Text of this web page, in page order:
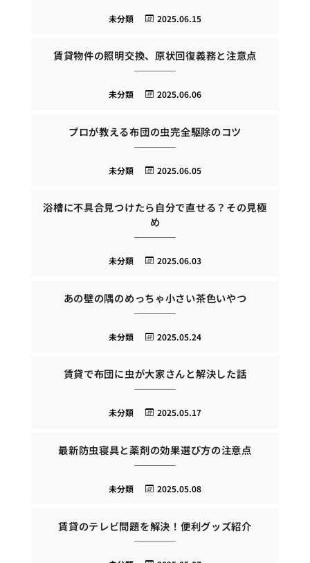
2025.06.15
未分類
賃貸物件の照明交換、原状回復義務と注意点
2025.06.06
未分類
プロが教える布団の虫完全駆除のコツ
2025.06.05
未分類
浴槽に不具合見つけたら自分で直せる？その見極
め
2025.06.03
未分類
あの壁の隅のめっちゃ小さい茶色いやつ
2025.05.24
未分類
賃貸で布団に虫が大家さんと解決した話
2025.05.17
未分類
最新防虫寝具と薬剤の効果選び方の注意点
2025.05.08
未分類
賃貸のテレビ問題を解決！便利グッズ紹介